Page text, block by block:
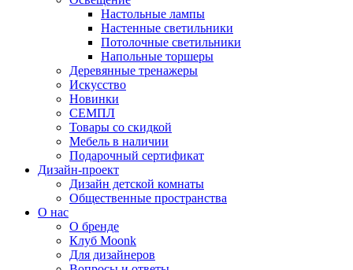
Настольные лампы
Настенные светильники
Потолочные светильники
Напольные торшеры
Деревянные тренажеры
Искусство
Новинки
СЕМПЛ
Товары со скидкой
Мебель в наличии
Подарочный сертификат
Дизайн-проект
Дизайн детской комнаты
Общественные пространства
О нас
О бренде
Клуб Moonk
Для дизайнеров